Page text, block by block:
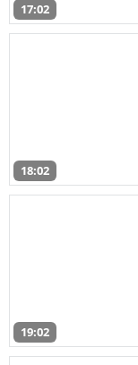
17:02
18:02
19:02